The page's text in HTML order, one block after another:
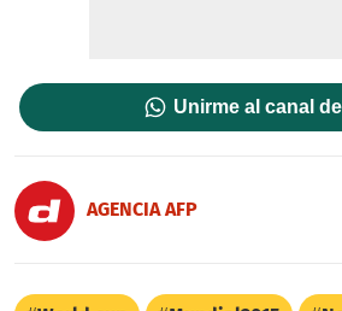
Unirme al canal
AGENCIA AFP